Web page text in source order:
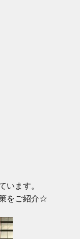
います。
をご紹介☆